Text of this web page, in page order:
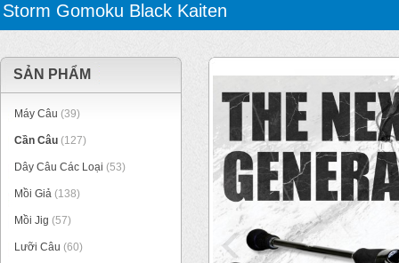
Storm Gomoku Black Kaiten
SẢN PHẨM
Máy Câu (39)
Cần Câu (127)
Dây Câu Các Loại (53)
Mồi Giả (138)
Mồi Jig (57)
Lưỡi Câu (60)